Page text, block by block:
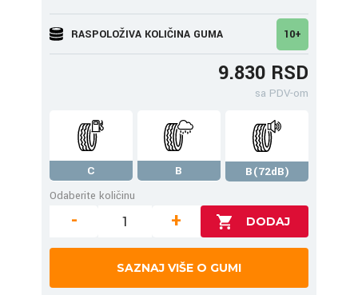
RASPOLOŽIVA KOLIČINA GUMA 10+
9.830 RSD
sa PDV-om
C B
B(72dB)
Odaberite količinu
- +
SAZNAJ VIŠE O GUMI